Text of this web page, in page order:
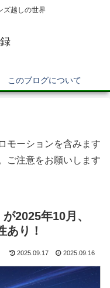
ズ越しの世界
このブログについて
モーションを含みます
ご注意をお願いします
2025年10月、
あり！
2025.09.17 2025.09.16